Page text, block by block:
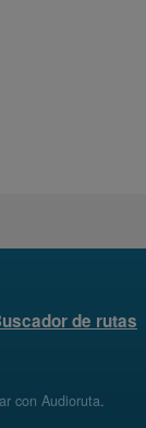
de rutas
con Audioruta.